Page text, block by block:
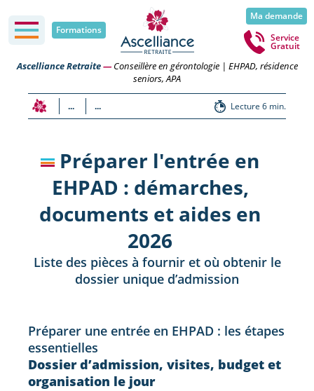
Formations
Ma demande
Service
Gratuit
Ascelliance Retraite—Conseillère en gérontologie | EHPAD, résidence
seniors, APA
... ... Lecture 6 min.
Préparer l'entrée en
EHPAD : démarches,
documents et aides en
2026
Liste des pièces à fournir et où obtenir le
dossier unique d’admission
Préparer une entrée en EHPAD : les étapes
essentielles
Dossier d’admission, visites, budget et
organisation le jour